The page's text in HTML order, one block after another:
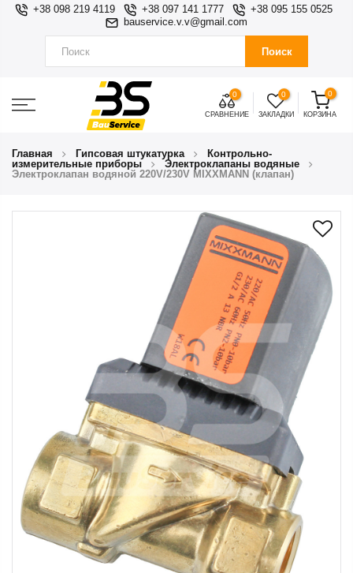
+38 098 219 4119 +38 097 141 1777
+38 095 155 0525
bauservice.v.v@gmail.com
Поиск
0
СРАВНЕНИЕ
0
ЗАКЛАДКИ
0
КОРЗИНА
Главная Гипсовая штукатурка
Контрольно-
измерительные приборы
Электроклапаны водяные
Электроклапан водяной 220V/230V MIXXMANN (клапан)